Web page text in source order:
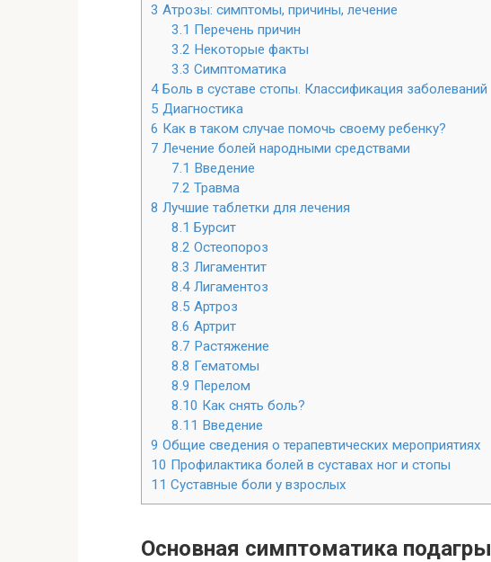
3 Атрозы: симптомы, причины, лечение
3.1 Перечень причин
3.2 Некоторые факты
3.3 Симптоматика
4 Боль в суставе стопы. Классификация заболеваний
5 Диагностика
6 Как в таком случае помочь своему ребенку?
7 Лечение болей народными средствами
7.1 Введение
7.2 Травма
8 Лучшие таблетки для лечения
8.1 Бурсит
8.2 Остеопороз
8.3 Лигаментит
8.4Лигаментоз
8.5 Артроз
8.6 Артрит
8.7 Растяжение
8.8 Гематомы
8.9 Перелом
8.10 Как снять боль?
8.11 Введение
9 Общие сведения о терапевтических мероприятиях
10 Профилактика болей в суставах ног и стопы
11 Суставные боли у взрослых
Основная симптоматика подагры